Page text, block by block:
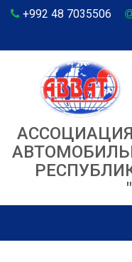
+992 48 7035506